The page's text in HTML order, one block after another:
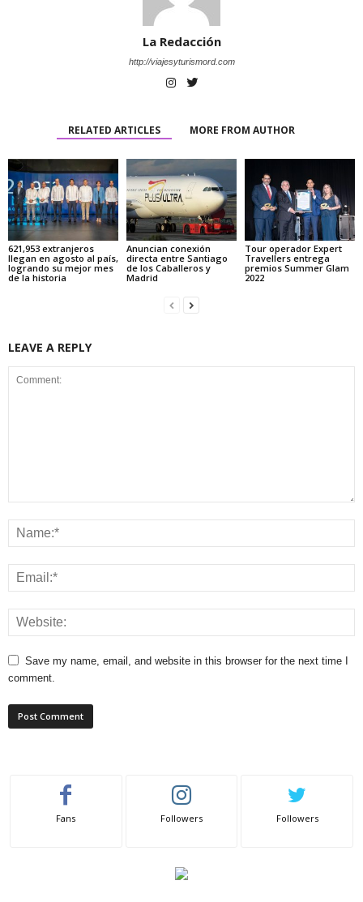
La Redacción
http://viajesyturismord.com
RELATED ARTICLES MORE FROM AUTHOR
621,953 extranjeros
llegan en agosto al país,
logrando su mejor mes
de la historia
Anuncian conexión
directa entre Santiago
de los Caballeros y
Madrid
Tour operador Expert
Travellers entrega
premios Summer Glam
2022
LEAVE A REPLY
Save my name, email, and website in this browser for the next time I
comment.
Fans Followers Followers